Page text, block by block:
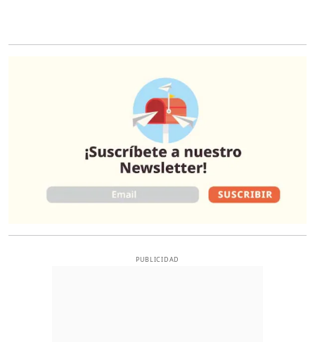
PUBLICIDAD